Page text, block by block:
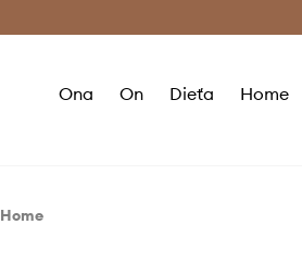
Ona On Dieťa Home
Home